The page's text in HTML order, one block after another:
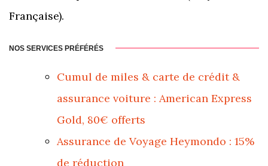
Française).
NOS SERVICES PRÉFÉRÉS
Cumul de miles & carte de crédit &
assurance voiture : American Express
Gold, 80€ offerts
Assurance de Voyage Heymondo : 15%
de réduction